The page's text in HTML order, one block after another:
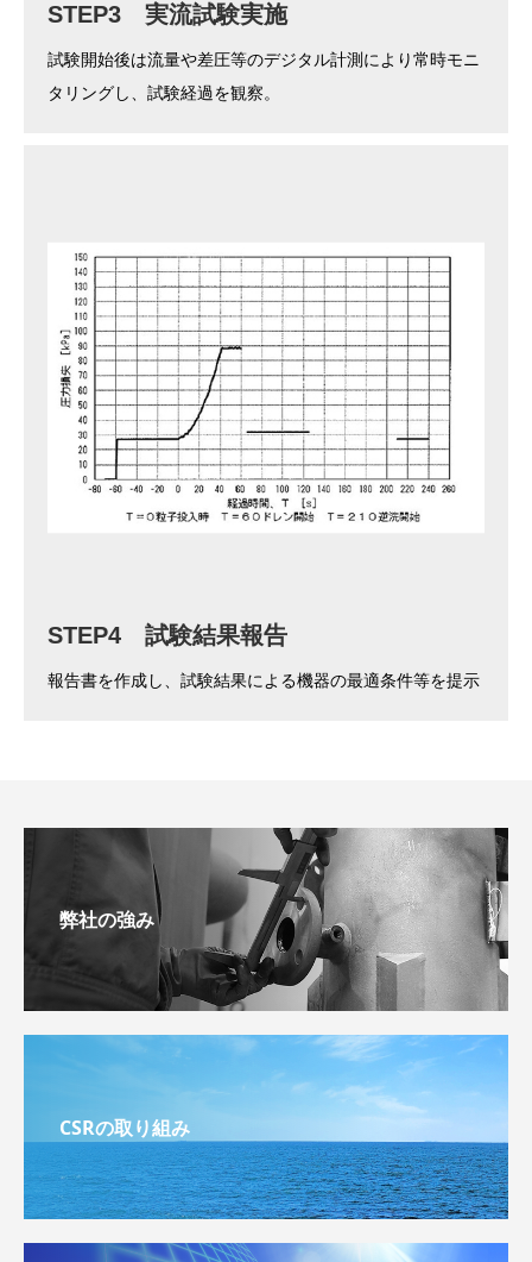
STEP3 実流試験実施
試験開始後は流量や差圧等のデジタル計測により常時モニ
タリングし、試験経過を観察。
STEP4 試験結果報告
報告書を作成し、試験結果による機器の最適条件等を提示
弊社の強み
CSRの取り組み